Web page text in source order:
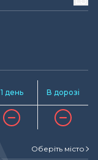
1 день В дорозі
Оберіть місто